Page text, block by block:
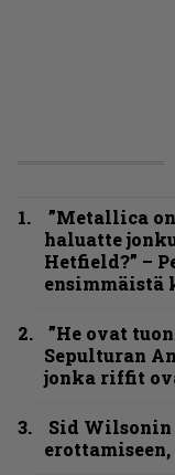
”Metallica
haluatte
Hetfield?” –
ensimmäistä
”He ovat
Sepulturan
jonka riffit
Sid